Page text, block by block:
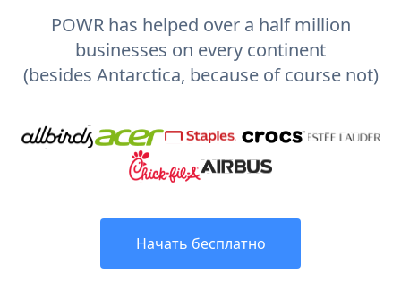
POWR has helped over a half million
businesses on every continent
(besides Antarctica, because of course not)
Начать бесплатно